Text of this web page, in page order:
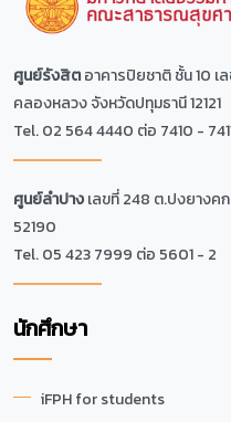
ศูนย์รังสิตอาคารปิยชาติ ชั้น 10
คลองหลวง จังหวัดปทุมธานี 12121
Tel. 02 564 4440 ต่อ 7410 -
ศูนย์ลำปางเลขที่ 248 ต.ปงยางค
52190
Tel. 05 423 7999 ต่อ 5601 - 2
นักศึกษา
iFPH for students